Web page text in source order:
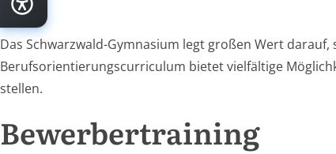
Das Schwarzwald-Gymnasium legt großen Wert
Berufsorientierungscurriculum bietet vielfältige
stellen.
Bewerbertraining